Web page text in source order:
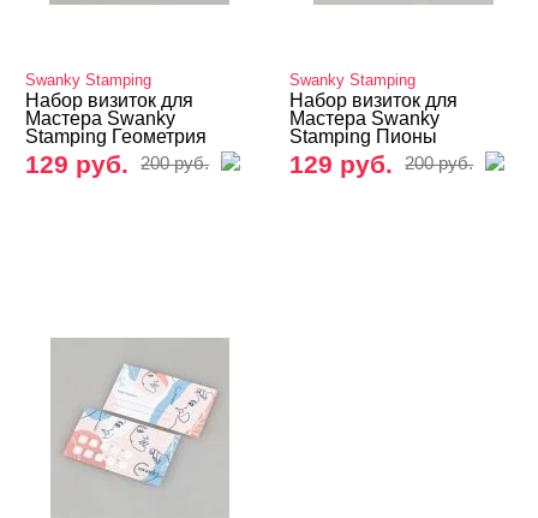
Swanky Stamping
Набор визиток для
Мастера Swanky
Stamping Геометрия
129 руб. 200 руб.
Swanky Stamping
Набор визиток для
Мастера Swanky
Stamping Пионы
129 руб. 200 руб.